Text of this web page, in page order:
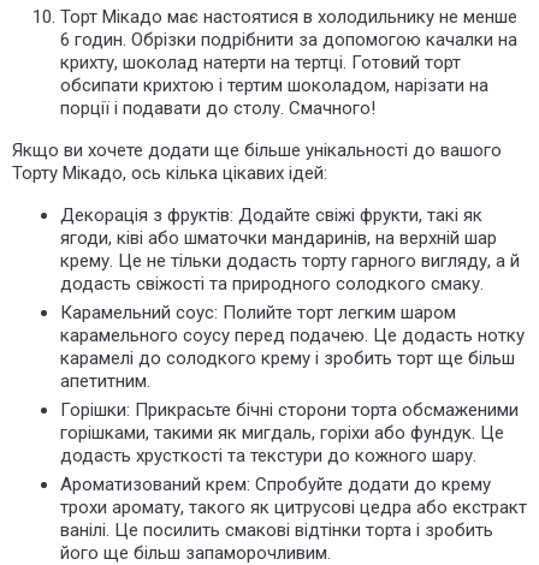
Торт Мікадо має настоятися в холодильнику не менше
6 годин. Обрізки подрібнити за допомогою качалки на
крихту, шоколад натерти на тертці. Готовий торт
обсипати крихтою і тертим шоколадом, нарізати на
порції і подавати до столу. Смачного!
Якщо ви хочете додати ще більше унікальності до вашого
Торту Мікадо, ось кілька цікавих ідей:
Декорація з фруктів: Додайте свіжі фрукти, такі як
ягоди, ківі або шматочки мандаринів, на верхній шар
крему. Це не тільки додасть торту гарного вигляду, а й
додасть свіжості та природного солодкого смаку.
Карамельний соус: Полийте торт легким шаром
карамельного соусу перед подачею. Це додасть нотку
карамелі до солодкого крему і зробить торт ще більш
апетитним.
Горішки: Прикрасьте бічні сторони торта обсмаженими
горішками, такими як мигдаль, горіхи або фундук. Це
додасть хрусткості та текстури до кожного шару.
Ароматизований крем: Спробуйте додати до крему
трохи аромату, такого як цитрусові цедра або екстракт
ванілі. Це посилить смакові відтінки торта і зробить
його ще більш запаморочливим.